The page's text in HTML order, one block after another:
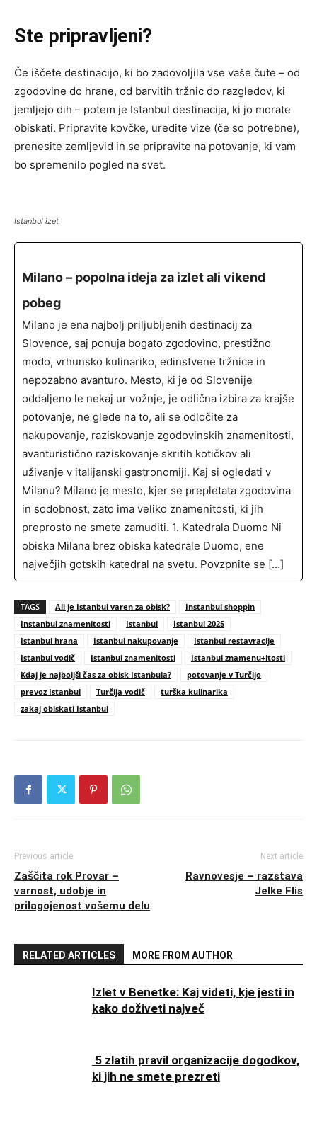
Ste pripravljeni?
Če iščete destinacijo, ki bo zadovoljila vse vaše čute – od
zgodovine do hrane, od barvitih tržnic do razgledov, ki
jemljejo dih – potem je Istanbul destinacija, ki jo morate
obiskati. Pripravite kovčke, uredite vize (če so potrebne),
prenesite zemljevid in se pripravite na potovanje, ki vam
bo spremenilo pogled na svet.
Istanbul izet
Milano – popolna ideja za izlet ali vikend
pobeg
Milano je ena najbolj priljubljenih destinacij za
Slovence, saj ponuja bogato zgodovino, prestižno
modo, vrhunsko kulinariko, edinstvene tržnice in
nepozabno avanturo. Mesto, ki je od Slovenije
oddaljeno le nekaj ur vožnje, je odlična izbira za krajše
potovanje, ne glede na to, ali se odločite za
nakupovanje, raziskovanje zgodovinskih znamenitosti,
avanturistično raziskovanje skritih kotičkov ali
uživanje v italijanski gastronomiji. Kaj si ogledati v
Milanu? Milano je mesto, kjer se prepletata zgodovina
in sodobnost, zato ima veliko znamenitosti, ki jih
preprosto ne smete zamuditi. 1. Katedrala Duomo Ni
obiska Milana brez obiska katedrale Duomo, ene
največjih gotskih katedral na svetu. Povzpnite se […]
TAGS Ali je Istanbul varen za obisk?
Instanbul shoppin
Instanbul znamenitosti
Istanbul
Istanbul 2025
Istanbul hrana
Istanbul nakupovanje
Istanbul restavracije
Istanbul vodič
Istanbul znamenitosti
Istanbul znamenu+itosti
Kdaj je najboljši čas za obisk Istanbula?
potovanje v Turčijo
prevoz Istanbul
Turčija vodič
turška kulinarika
zakaj obiskati Istanbul
Previous article
Zaščita rok Provar –
varnost, udobje in
prilagojenost vašemu delu
Next article
Ravnovesje – razstava
Jelke Flis
RELATED ARTICLES MORE FROM AUTHOR
Izlet v Benetke: Kaj videti, kje jesti in
kako doživeti največ
5 zlatih pravil organizacije dogodkov,
ki jih ne smete prezreti